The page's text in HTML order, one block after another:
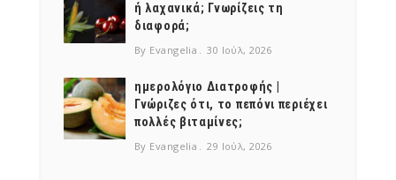
ή λαχανικά; Γνωρίζεις τη
διαφορά;
By Evangelia 30 Ιούλ, 2026
ημερολόγιο Διατροφής |
Γνώριζες ότι, το πεπόνι περιέχει
πολλές βιταμίνες;
By Evangelia 29 Ιούλ, 2026
NEWSLETTER
mel
y updates
fro
m